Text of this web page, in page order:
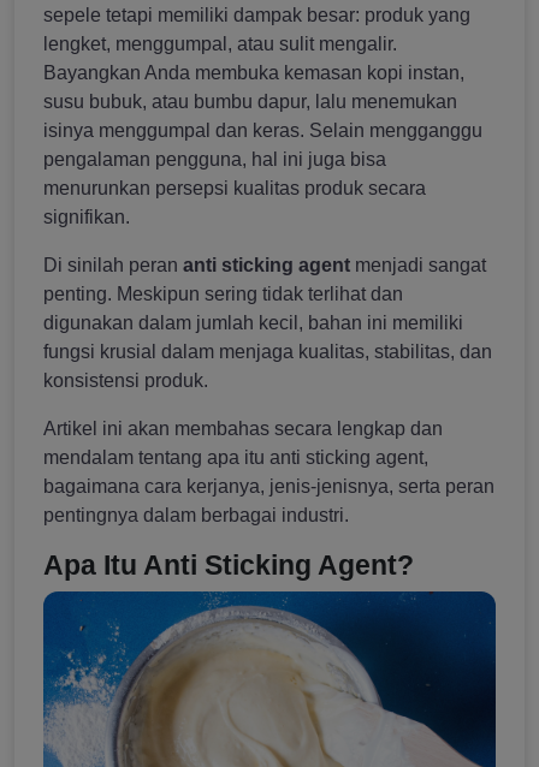
sepele tetapi memiliki dampak besar: produk yang
lengket, menggumpal, atau sulit mengalir.
Bayangkan Anda membuka kemasan kopi instan,
susu bubuk, atau bumbu dapur, lalu menemukan
isinya menggumpal dan keras. Selain mengganggu
pengalaman pengguna, hal ini juga bisa
menurunkan persepsi kualitas produk secara
signifikan.
Di sinilah peran anti sticking agent menjadi sangat
penting. Meskipun sering tidak terlihat dan
digunakan dalam jumlah kecil, bahan ini memiliki
fungsi krusial dalam menjaga kualitas, stabilitas, dan
konsistensi produk.
Artikel ini akan membahas secara lengkap dan
mendalam tentang apa itu anti sticking agent,
bagaimana cara kerjanya, jenis-jenisnya, serta peran
pentingnya dalam berbagai industri.
Apa Itu Anti Sticking Agent?